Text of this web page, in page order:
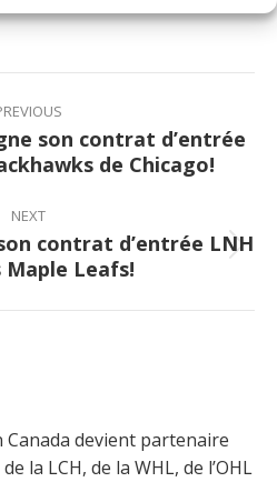
on
Pinterest
on
LinkedIn
Previous
post:
son contrat d’entrée
de Chicago!
NEXT
Next
post:
contrat d’entrée LNH
Maple Leafs!
Canada devient partenaire
la LCH, de la WHL, de l’OHL